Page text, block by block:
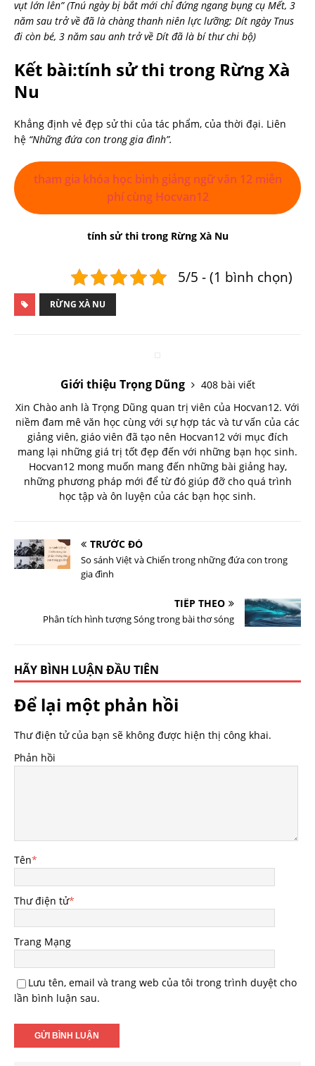
vụt lớn lên” (Tnú ngày bị bắt mới chỉ đứng ngang bụng cụ Mết, 3
năm sau trở về đã là chàng thanh niên lực lưỡng; Dít ngày Tnus
đi còn bé, 3 năm sau anh trở về Dít đã là bí thư chi bộ)
Kết bài:tính sử thi trong Rừng Xà
Nu
Khẳng định vẻ đẹp sử thi của tác phẩm, của thời đại. Liên
hệ “Những đứa con trong gia đình”.
tham gia khóa học bình giảng ngữ văn 12 miễn
phí cùng Hocvan12
tính sử thi trong Rừng Xà Nu
5/5 - (1 bình chọn)
RỪNG XÀ NU
Giới thiệu Trọng Dũng
408 bài viết
Xin Chào anh là Trọng Dũng quan trị viên của Hocvan12. Với
niềm đam mê văn học cùng với sự hợp tác và tư vấn của các
giảng viên, giáo viên đã tạo nên Hocvan12 với mục đích
mang lại những giá trị tốt đẹp đến với những bạn học sinh.
Hocvan12 mong muốn mang đến những bài giảng hay,
những phương pháp mới để từ đó giúp đỡ cho quá trình
học tập và ôn luyện của các bạn học sinh.
TRƯỚC ĐÓ
So sánh Việt và Chiến trong những đứa con trong
gia đình
TIẾP THEO
Phân tích hình tượng Sóng trong bài thơ sóng
HÃY BÌNH LUẬN ĐẦU TIÊN
Để lại một phản hồi
Thư điện tử của bạn sẽ không được hiện thị công khai.
Phản hồi
Tên*
Thư điện tử*
Trang Mạng
Lưu tên, email và trang web của tôi trong trình duyệt cho
lần bình luận sau.